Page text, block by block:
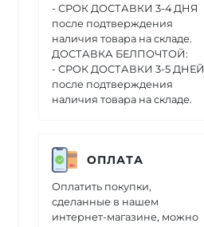
- СРОК ДОСТАВКИ 3-4 ДНЯ
после подтверждения
наличия товара на складе.
ДОСТАВКА БЕЛПОЧТОЙ:
- СРОК ДОСТАВКИ 3-5 ДНЕЙ
после подтверждения
наличия товара на складе.
ОПЛАТА
Оплатить покупки,
сделанные в нашем
интернет-магазине, можно